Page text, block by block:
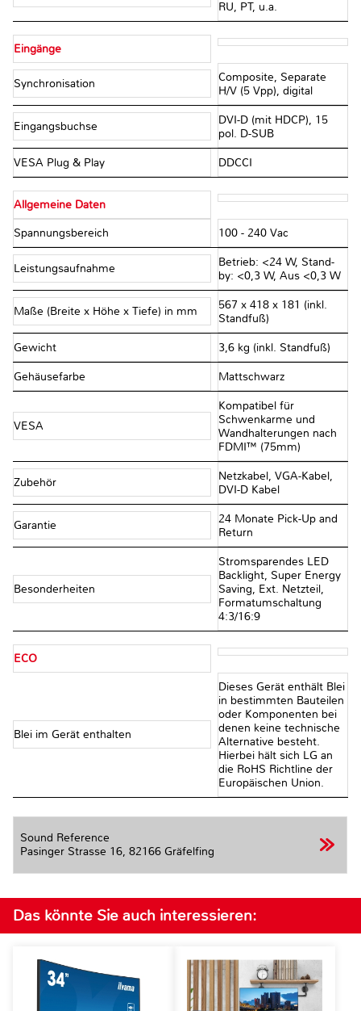
RU, PT, u.a.
Eingänge
Synchronisation
Composite, Separate
H/V (5 Vpp), digital
Eingangsbuchse
DVI-D (mit HDCP), 15
pol. D-SUB
VESA Plug & Play DDCCI
Allgemeine Daten
Spannungsbereich 100 - 240 Vac
Leistungsaufnahme
Betrieb: <24 W, Stand-
by: <0,3 W, Aus <0,3 W
Maße (Breite x Höhe x Tiefe) in mm
567 x 418 x 181 (inkl.
Standfuß)
Gewicht 3,6 kg (inkl. Standfuß)
Gehäusefarbe Mattschwarz
VESA
Kompatibel für
Schwenkarme und
Wandhalterungen nach
FDMI™ (75mm)
Zubehör
Netzkabel, VGA-Kabel,
DVI-D Kabel
Garantie
24 Monate Pick-Up and
Return
Besonderheiten
Stromsparendes LED
Backlight, Super Energy
Saving, Ext. Netzteil,
Formatumschaltung
4:3/16:9
ECO
Blei im Gerät enthalten
Dieses Gerät enthält Blei
in bestimmten Bauteilen
oder Komponenten bei
denen keine technische
Alternative besteht.
Hierbei hält sich LG an
die RoHS Richtline der
Europäischen Union.
Sound Reference
Pasinger Strasse 16, 82166 Gräfelfing
Das könnte Sie auch interessieren: